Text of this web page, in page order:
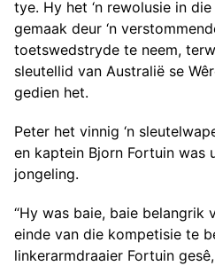
tye. Hy het ‘n rewolusie in
gemaak deur ‘n
toetswedstryde te neem,
sleutellid van Australië se
gedien het.
Peter het vinnig ‘n
en kaptein Bjorn Fortuin
jongeling.
“Hy was baie, baie belangrik
einde van die kompetisie te
linkerarmdraaier Fortuin